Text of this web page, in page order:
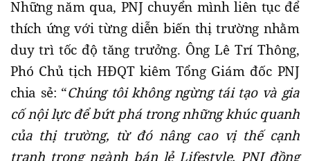
Những năm qua, PNJ chuyển mình liên tục để
thích ứng với từng diễn biến thị trường nhằm
duy trì tốc độ tăng trưởng. Ông Lê Trí Thông,
Phó Chủ tịch HĐQT kiêm Tổng Giám đốc PNJ
chia sẻ: “Chúng tôi không ngừng tái tạo và gia
cố nội lực để bứt phá trong những khúc quanh
của thị trường, từ đó nâng cao vị thế cạnh
tranh trong ngành bán lẻ Lifestyle. PNJ đồng